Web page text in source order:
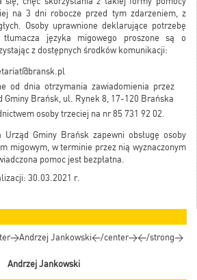
na 3 dni robocze przed tym zdarzeniem, z
Osoby uprawnione deklarujące potrzebę
języka migowego proszone są o
z dostępnych środków komunikacji:
od dnia otrzymania zawiadomienia przez
Gminy Brańsk, ul. Rynek 8, 17-120 Brańska
osoby trzeciej na nr 85 731 92 02.
Urząd Gminy Brańsk zapewni obsługę osoby
migowym, w terminie przez nią wyznaczonym
pomoc jest bezpłatna.
30.03.2021 r.
Andrzej Jankowski